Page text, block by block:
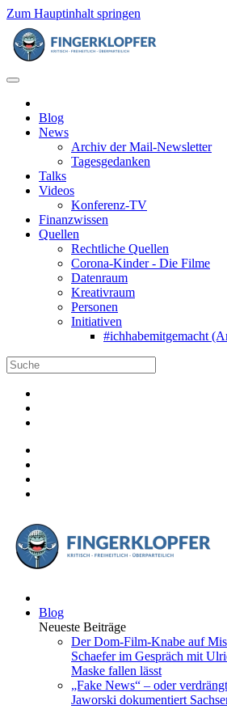
Zum Hauptinhalt springen
Blog
News
Archiv der Mail-Newsletter
Tagesgedanken
Talks
Videos
Konferenz-TV
Finanzwissen
Quellen
Rechtliche Quellen
Corona-Kinder - Die Filme
Datenraum
Kreativraum
Personen
Initiativen
#ichhabemitgemacht
Blog
Neueste Beiträge
Der Dom-Film-Knabe auf
Schaefer im Gespräch mit
Maske fallen lässt
„Fake News“ – oder
Jaworski dokumentiert